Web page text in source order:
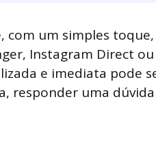
com um simples
Instagram Direct ou
e imediata pode
responder uma